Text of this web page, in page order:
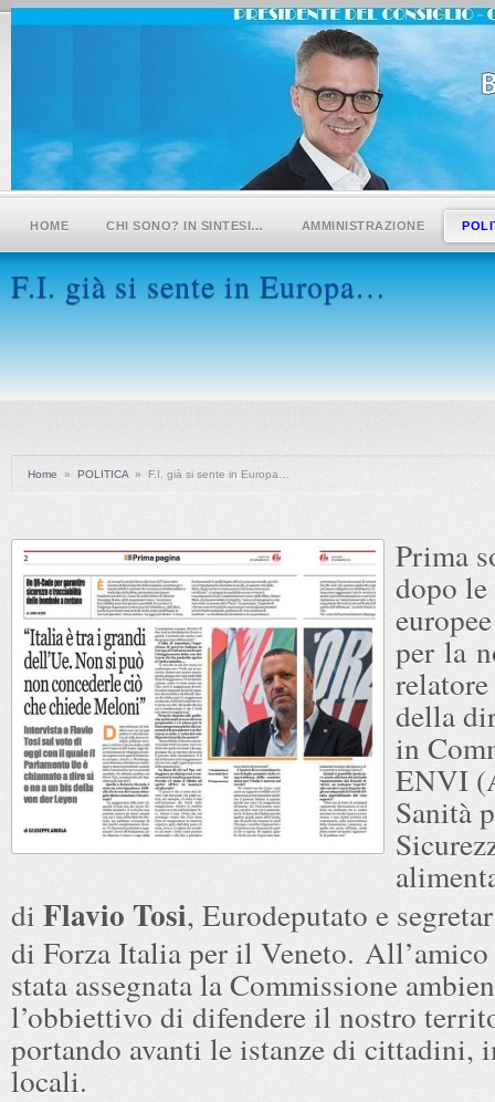
HOME CHI SONO? IN SINTESI… AMMINISTRAZIONE
F.I. già si sente in Europa…
Home » POLITICA » F.I. già si sente in Europa…
Prima
dopo
europee
per la
della
in
ENVI
Sanità
di Flavio Tosi, Eurodeputato e
di Forza Italia per il Veneto.
stata assegnata la Commissione
l’obbiettivo di difendere il nostro
portando avanti le istanze di cittadini,
locali.